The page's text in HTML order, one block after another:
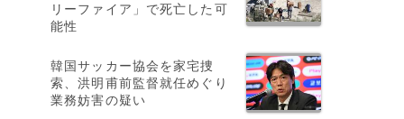
リーファイア」で死亡した可
能性
韓国サッカー協会を家宅捜
索、洪明甫前監督就任めぐり
業務妨害の疑い